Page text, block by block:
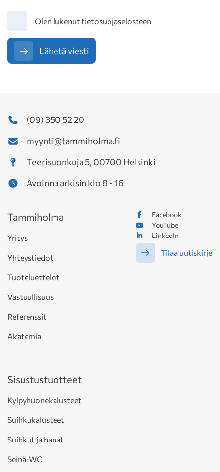
TietosuojaOlen lukenut tietosuojaselosteen
Lähetä viesti
(09) 350 52 20
myynti@tammiholma.fi
Teerisuonkuja 5, 00700 Helsinki
Avoinna arkisin klo 8 - 16
Facebook
YouTube
LinkedIn
Tilaa uutiskirje
Tammiholma
Yritys
Yhteystiedot
Tuoteluettelot
Vastuullisuus
Referenssit
Akatemia
Sisustustuotteet
Kylpyhuonekalusteet
Suihkukalusteet
Suihkut ja hanat
Seinä-WC